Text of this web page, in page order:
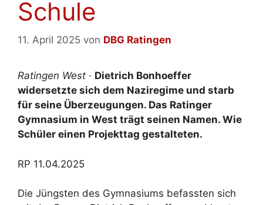
Schule
11. April 2025 von DBG Ratingen
Ratingen West · Dietrich Bonhoeffer
widersetzte sich dem Naziregime und starb
für seine Überzeugungen. Das Ratinger
Gymnasium in West trägt seinen Namen. Wie
Schüler einen Projekttag gestalteten.
RP 11.04.2025
Die Jüngsten des Gymnasiums befassten sich